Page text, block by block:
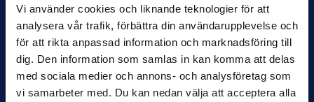
Vi använder cookies och liknande teknologier för att
analysera vår trafik, förbättra din användarupplevelse och
för att rikta anpassad information och marknadsföring till
dig. Den information som samlas in kan komma att delas
med sociala medier och annons- och analysföretag som
vi samarbeter med. Du kan nedan välja att acceptera alla
12 JUNI
Favorit i repris för Sirius i maj